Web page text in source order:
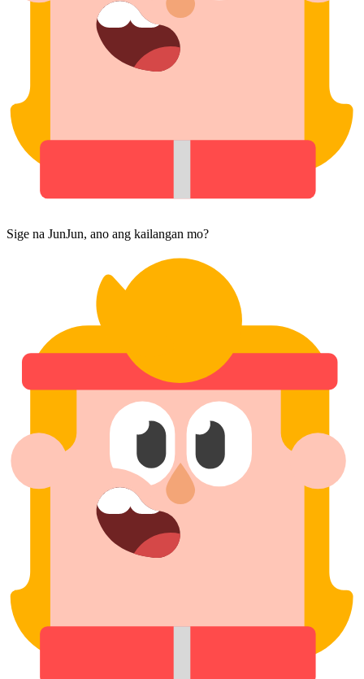
Sige na JunJun, ano ang kailangan mo?